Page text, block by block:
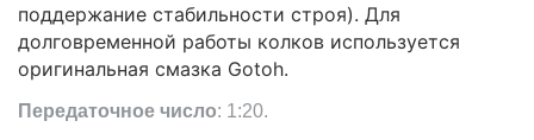
поддержание стабильности строя). Для
долговременной работы колков используется
оригинальная смазка Gotoh.
Передаточное число: 1:20.